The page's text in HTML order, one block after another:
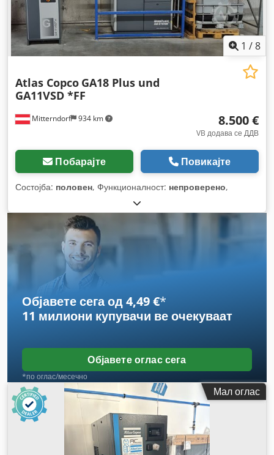
1 /8
Mitterndorf 934 km
Atlas Copco GA18 Plus und
GA11VSD *FF
8.500 €
VB додава се ДДВ
Побарајте Повикајте
Состојба: половен, Функционалност: непроверено,
Објавете сега од 4,49 €*
11 милиони купувачи ве очекуваат
Објавете оглас сега
*по оглас/месечно
Мал оглас